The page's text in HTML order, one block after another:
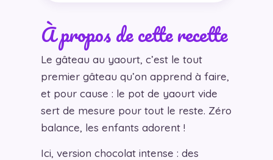
À propos de cette recette
Le gâteau au yaourt, c’est le tout
premier gâteau qu’on apprend à faire,
et pour cause : le pot de yaourt vide
sert de mesure pour tout le reste. Zéro
balance, les enfants adorent !
Ici, version chocolat intense : des